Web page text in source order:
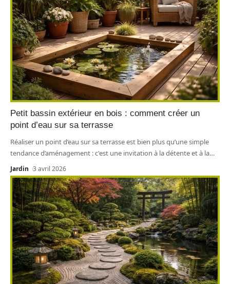
Petit bassin extérieur en bois : comment créer un
point d’eau sur sa terrasse
Réaliser un point d’eau sur sa terrasse est bien plus qu’une simple
tendance d’aménagement : c'est une invitation à la détente et à la…
Jardin 3 avril 2026